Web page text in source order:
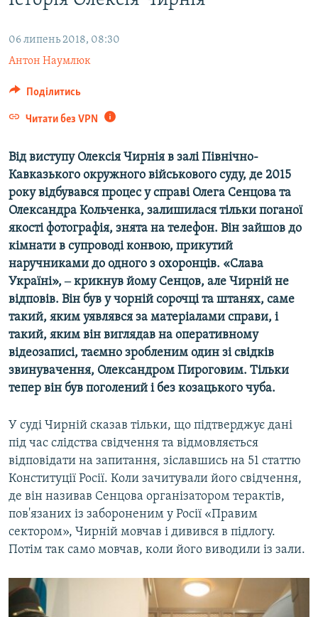
ВІДЕОУРОКИ «ELIFBE»
СВІДЧЕННЯ ОКУПАЦІЇ
УКРАЇНСЬКА ПРОБЛЕМА КРИМУ
ІНФОГРАФІКА
ДОЛУЧАЙСЯ!
Усі сайти RFE/RL
06 липень 2018, 08:30
Антон Наумлюк
Поділитись
Читати без VPN
Від виступу Олексія Чирнія в залі Північно-
Кавказького окружного військового суду, де 2015
року відбувався процес у справі Олега Сенцова та
Олександра Кольченка, залишилася тільки поганої
якості фотографія, знята на телефон. Він зайшов до
кімнати в супроводі конвою, прикутий
наручниками до одного з охоронців. «Слава
Україні», ‒ крикнув йому Сенцов, але Чирній не
відповів. Він був у чорній сорочці та штанях, саме
такий, яким уявлявся за матеріалами справи, і
такий, яким він виглядав на оперативному
відеозаписі, таємно зробленим один зі свідків
звинувачення, Олександром Пироговим. Тільки
тепер він був поголений і без козацького чуба.
У суді Чирній сказав тільки, що підтверджує дані
під час слідства свідчення та відмовляється
відповідати на запитання, зіславшись на 51 статтю
Конституції Росії. Коли зачитували його свідчення,
де він називав Сенцова організатором терактів,
пов'язаних із забороненим у Росії «Правим
сектором», Чирній мовчав і дивився в підлогу.
Потім так само мовчав, коли його виводили із зали.